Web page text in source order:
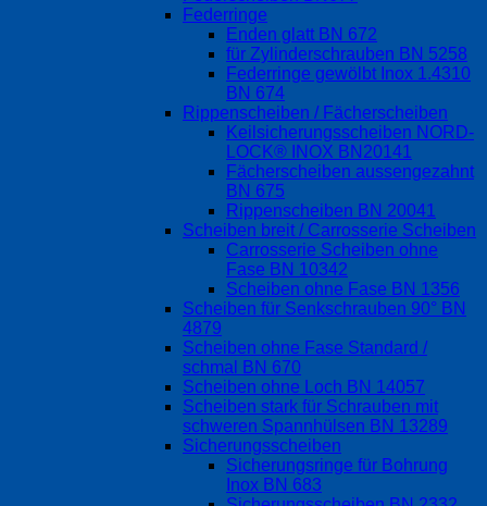
Federringe
Enden glatt BN 672
für Zylinderschrauben BN 5258
Federringe gewölbt Inox 1.4310
BN 674
Rippenscheiben / Fächerscheiben
Keilsicherungsscheiben NORD-
LOCK® INOX BN20141
Fächerscheiben aussengezahnt
BN 675
Rippenscheiben BN 20041
Scheiben breit / Carrosserie Scheiben
Carrosserie Scheiben ohne
Fase BN 10342
Scheiben ohne Fase BN 1356
Scheiben für Senkschrauben 90° BN
4879
Scheiben ohne Fase Standard /
schmal BN 670
Scheiben ohne Loch BN 14057
Scheiben stark für Schrauben mit
schweren Spannhülsen BN 13289
Sicherungsscheiben
Sicherungsringe für Bohrung
Inox BN 683